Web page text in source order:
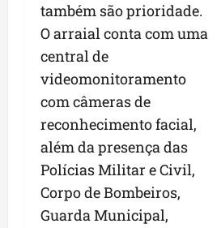
também são prioridade.
O arraial conta com uma
central de
videomonitoramento
com câmeras de
reconhecimento facial,
além da presença das
Polícias Militar e Civil,
Corpo de Bombeiros,
Guarda Municipal,